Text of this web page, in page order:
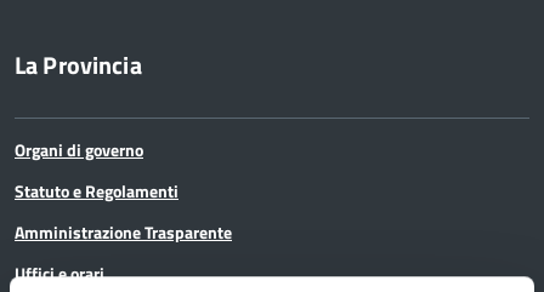
La Provincia
Organi di governo
Statuto e Regolamenti
Amministrazione Trasparente
Uffici e orari